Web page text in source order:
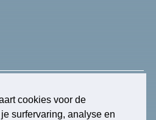
cookies voor de
surfervaring, analyse en